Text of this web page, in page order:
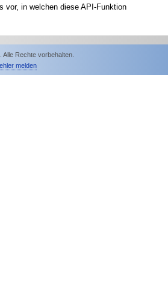
vor, in welchen diese API-Funktion
Rechte vorbehalten.
melden